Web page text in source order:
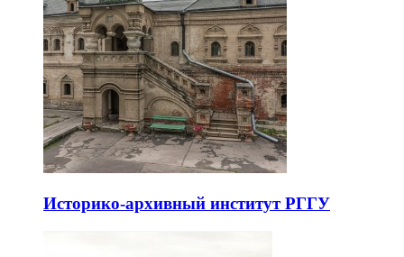
Историко-архивный институт РГГУ